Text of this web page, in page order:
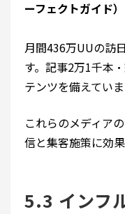
月間436万UUの訪
す。記事2万1千本
テンツを備えていま
これらのメディア
信と集客施策に効
5.3 インフ